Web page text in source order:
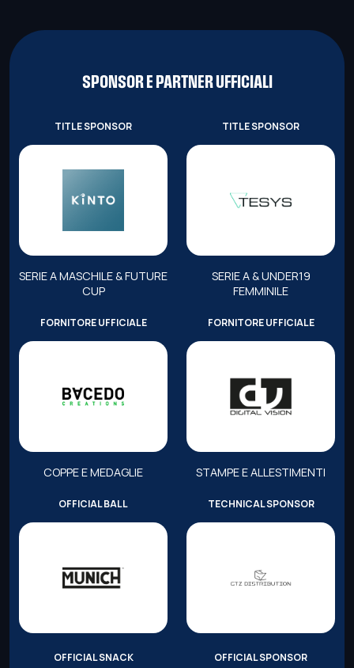
SPONSOR E PARTNER UFFICIALI
TITLE SPONSOR
SERIE A MASCHILE & FUTURE
CUP
TITLE SPONSOR
SERIE A & UNDER19
FEMMINILE
FORNITORE UFFICIALE
COPPE E MEDAGLIE
FORNITORE UFFICIALE
STAMPE E ALLESTIMENTI
OFFICIAL BALL TECHNICAL SPONSOR
OFFICIAL SNACK OFFICIAL SPONSOR